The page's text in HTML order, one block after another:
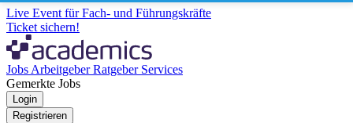
Live Event für Fach- und Führungskräfte
Ticket sichern!
Jobs ArbeitgeberRatgeber Services
Gemerkte Jobs
Login
Registrieren